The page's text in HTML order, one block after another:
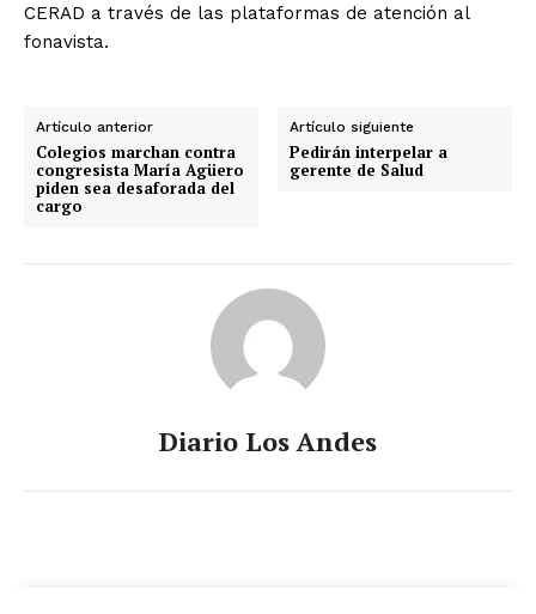
CERAD a través de las plataformas de atención al
fonavista.
Artículo anterior
Colegios marchan contra
congresista María Agüero
piden sea desaforada del
cargo
Artículo siguiente
Pedirán interpelar a
gerente de Salud
Diario Los Andes